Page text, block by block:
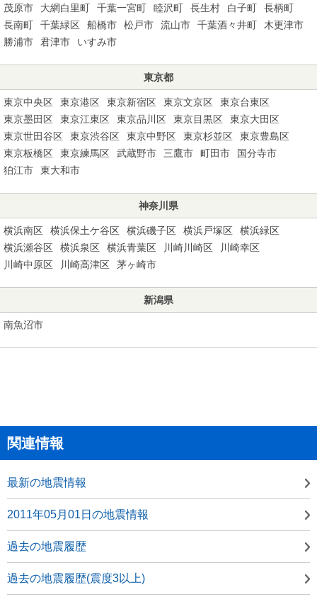
茂原市 大網白里町 千葉一宮町 睦沢町 長生村 白子町
長柄町
長南町
千葉緑区 船橋市 松戸市 流山市 千葉酒々井町
木更津市
勝浦市
君津市 いすみ市
東京都
東京中央区 東京港区 東京新宿区 東京文京区
東京台東区
東京墨田区
東京江東区 東京品川区 東京目黒区
東京大田区
東京世田谷区
東京渋谷区 東京中野区 東京杉並区
東京豊島区
東京板橋区
東京練馬区 武蔵野市 三鷹市 町田市
国分寺市
狛江市
東大和市
神奈川県
横浜南区 横浜保土ケ谷区 横浜磯子区 横浜戸塚区
横浜緑区
横浜瀬谷区
横浜泉区 横浜青葉区 川崎川崎区
川崎幸区
川崎中原区
川崎高津区 茅ヶ崎市
新潟県
南魚沼市
関連情報
最新の地震情報
2011年05月01日の地震情報
過去の地震履歴
過去の地震履歴(震度3以上)